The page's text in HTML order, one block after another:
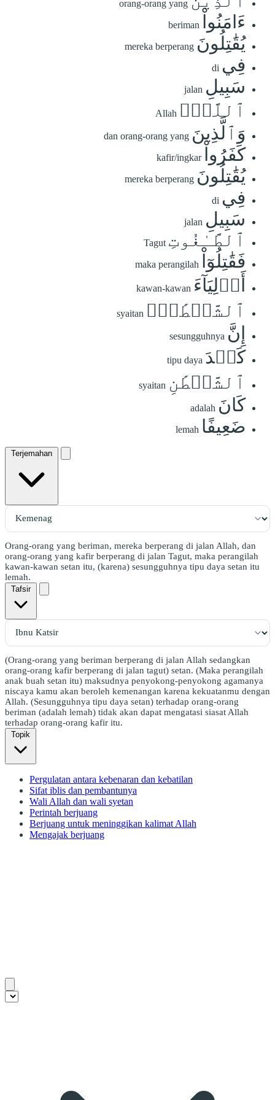
orang-orang yang
ءَامَنُواْ beriman
يُقَٰتِلُونَ mereka berperang
فِي di
سَبِيلِ jalan
ٱللَّهِۖ Allah
وَٱلَّذِينَ dan orang-orang yang
كَفَرُواْ kafir/ingkar
يُقَٰتِلُونَ mereka berperang
فِي di
سَبِيلِ jalan
ٱلطَّـٰغُوتِ Tagut
فَقَٰتِلُوٓاْ maka perangilah
أَوۡلِيَآءَ kawan-kawan
ٱلشَّيۡطَٰنِۖ syaitan
إِنَّ sesungguhnya
كَيۡدَ tipu daya
ٱلشَّيۡطَٰنِ syaitan
كَانَ adalah
ضَعِيفًا lemah
Terjemahan
Orang-orang yang beriman, mereka berperang di jalan Allah, dan
orang-orang yang kafir berperang di jalan Tagut, maka perangilah
kawan-kawan setan itu, (karena) sesungguhnya tipu daya setan itu
lemah.
Tafsir
(Orang-orang yang beriman berperang di jalan Allah sedangkan
orang-orang kafir berperang di jalan tagut) setan. (Maka perangilah
anak buah setan itu) maksudnya penyokong-penyokong agamanya
niscaya kamu akan beroleh kemenangan karena kekuatanmu dengan
Allah. (Sesungguhnya tipu daya setan) terhadap orang-orang
beriman (adalah lemah) tidak akan dapat mengatasi siasat Allah
terhadap orang-orang kafir itu.
Topik
Pergulatan antara kebenaran dan kebatilan
Sifat iblis dan pembantunya
Wali Allah dan wali syetan
Perintah berjuang
Berjuang untuk meninggikan kalimat Allah
Mengajak berjuang